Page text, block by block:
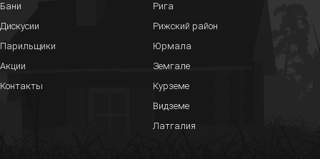
Бани
Дискусии
Парильщики
Акции
Контакты
Рига
Рижский район
Юрмала
Земгале
Курземе
Видземе
Латгалия